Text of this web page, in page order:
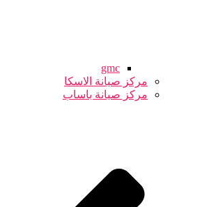
gmc
مركز صيانة الاسكا
مركز صيانة باساب